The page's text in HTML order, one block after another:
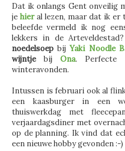
Dat ik onlangs Gent onveilig
je hieral lezen, maar dat ik er
beleefde vermeld ik nog
lekkers in de
noedelsoepbijYaki Noodle
wijntjebijOna. Perfecte
winteravonden.
Intussen is februari ook al
een kaasburger in een
thuiswerkdag met
verjaardagsdiner met
op de planning. Ik vind dat
een nieuwe hobby gevonden :-)